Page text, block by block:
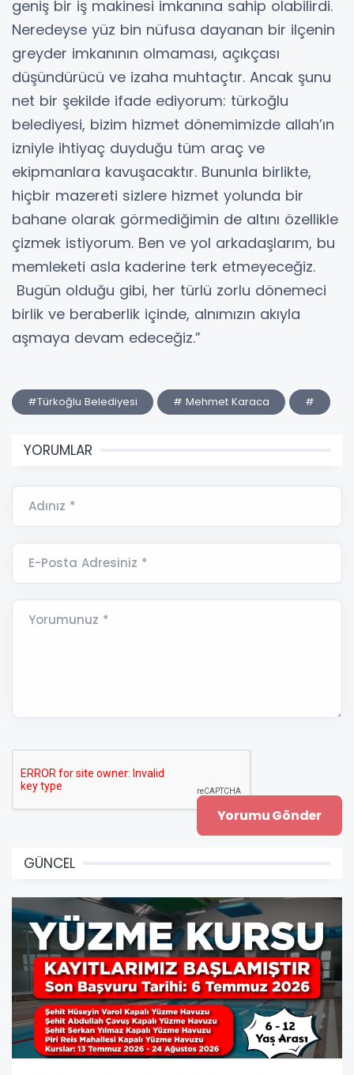
geniş bir iş makinesi imkanına sahip olabilirdi.
Neredeyse yüz bin nüfusa dayanan bir ilçenin
greyder imkanının olmaması, açıkçası
düşündürücü ve izaha muhtaçtır. Ancak şunu
net bir şekilde ifade ediyorum: türkoğlu
belediyesi, bizim hizmet dönemimizde allah’ın
izniyle ihtiyaç duyduğu tüm araç ve
ekipmanlara kavuşacaktır. Bununla birlikte,
hiçbir mazereti sizlere hizmet yolunda bir
bahane olarak görmediğimin de altını özellikle
çizmek istiyorum. Ben ve yol arkadaşlarım, bu
memleketi asla kaderine terk etmeyeceğiz.
Bugün olduğu gibi, her türlü zorlu dönemeci
birlik ve beraberlik içinde, alnımızın akıyla
aşmaya devam edeceğiz.”
#Türkoğlu Belediyesi # Mehmet Karaca #
YORUMLAR
Adınız *
E-Posta Adresiniz *
Yorumunuz *
GÜNCEL